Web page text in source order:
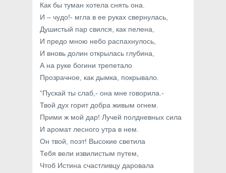
Как бы туман хотела снять она.
И – чудо!- мгла в ее руках свернулась,
Душистый пар свился, как пелена,
И предо мною небо распахнулось,
И вновь долин открылась глубина,
А на руке богини трепетало
Прозрачное, как дымка, покрывало.
“Пускай ты слаб,- она мне говорила.-
Твой дух горит добра живым огнем.
Прими ж мой дар! Лучей полдневных сила
И аромат лесного утра в нем.
Он твой, поэт! Высокие светила
Тебя вели извилистым путем,
Чтоб Истина счастливцу даровала